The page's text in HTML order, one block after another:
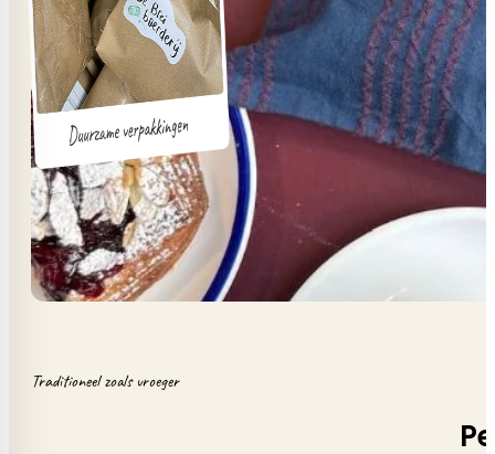
Traditioneel zoals vroeger